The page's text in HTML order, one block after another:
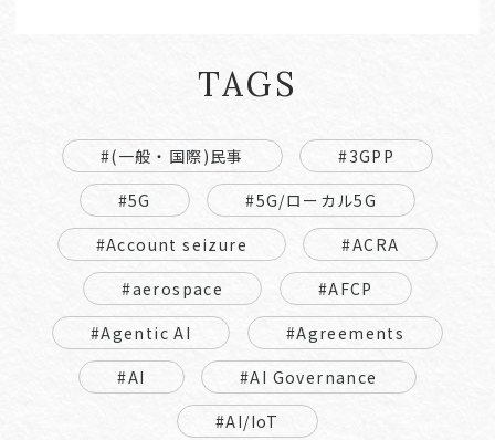
TAGS
#(一般・国際)民事
#3GPP
#5G
#5G/ローカル5G
#Account seizure
#ACRA
#aerospace
#AFCP
#Agentic AI
#Agreements
#AI
#AI Governance
#AI/IoT